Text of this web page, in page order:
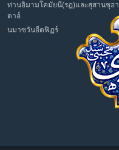
ท่านอิมามโคมัยนี(รฎ)และสุสานชุฮา
ดาอ์
นมาซวันอีดฟิฏร์